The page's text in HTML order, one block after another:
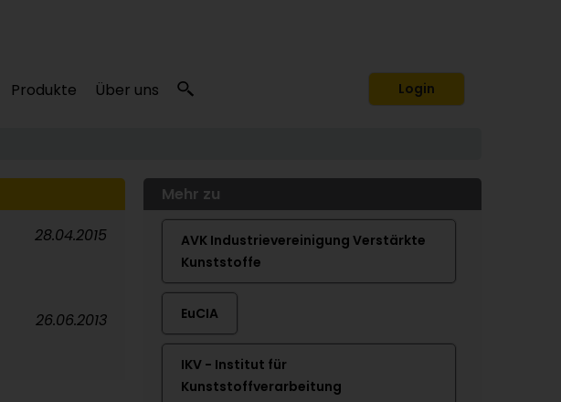
Produkte Über uns Login
28.04.2015
26.06.2013
Mehr zu
AVK Industrievereinigung Verstärkte
Kunststoffe
EuCIA
IKV - Institut für
Kunststoffverarbeitung